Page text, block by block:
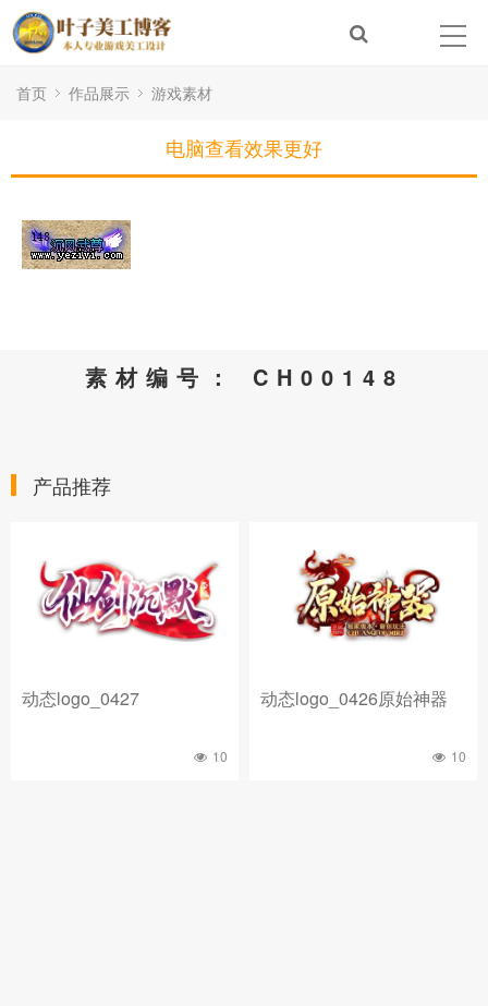
首页 作品展示 游戏素材
电脑查看效果更好
素材编号： CH00148
产品推荐
动态logo_0427
10
动态logo_0426原始神器
10